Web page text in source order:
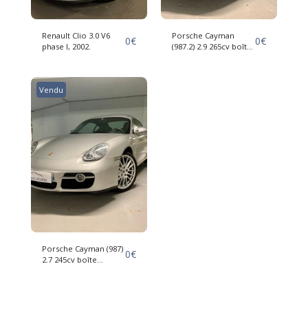
Renault Clio 3.0 V6
phase I, 2002.
0€
Porsche Cayman
(987.2) 2.9 265cv boîte 0€
Vendu
Porsche Cayman (987)
2.7 245cv boîte
0€